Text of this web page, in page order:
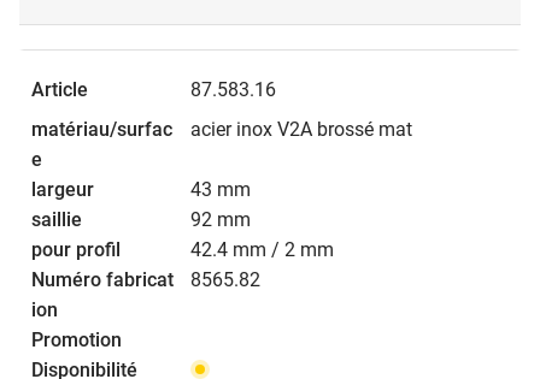
87.583.16
acier inox V2A brossé mat
43 mm
92 mm
42.4 mm / 2 mm
8565.82